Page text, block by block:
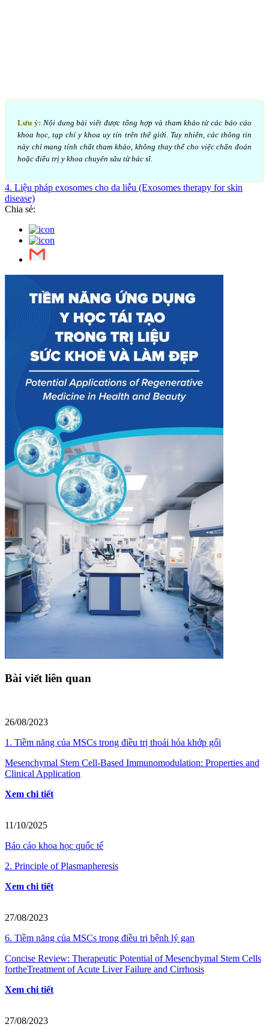
Lưu ý: Nội dung bài viết được tổng hợp và tham khảo từ các báo cáo
khoa học, tạp chí y khoa uy tín trên thế giới. Tuy nhiên, các thông tin
này chỉ mang tính chất tham khảo, không thay thế cho việc chẩn đoán
hoặc điều trị y khoa chuyên sâu từ bác sĩ.
4. Liệu pháp exosomes cho da liễu (Exosomes therapy for skin
disease)
Chia sẻ:
Bài viết liên quan
26/08/2023
1. Tiềm năng của MSCs trong điều trị thoái hóa khớp gối
Mesenchymal Stem Cell-Based Immunomodulation: Properties and
Clinical Application
Xem chi tiết
11/10/2025
Báo cáo khoa học quốc tế
2. Principle of Plasmapheresis
Xem chi tiết
27/08/2023
6. Tiềm năng của MSCs trong điều trị bệnh lý gan
Concise Review: Therapeutic Potential of Mesenchymal Stem Cells
fortheTreatment of Acute Liver Failure and Cirrhosis
Xem chi tiết
27/08/2023